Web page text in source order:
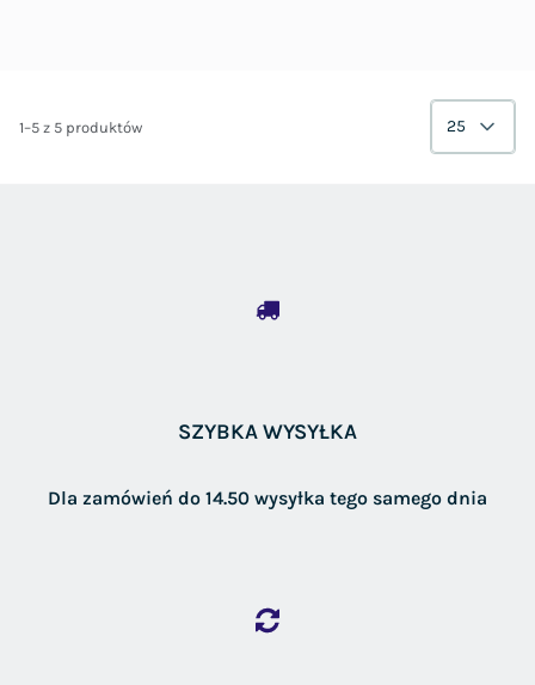
1–5 z 5 produktów 25
SZYBKA WYSYŁKA
Dla zamówień do 14.50 wysyłka tego samego dnia